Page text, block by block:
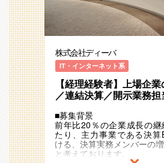
株式会社ディーバ
IT・インターネット系
【経理経験者】上場企
／連結決算／開示業務
会計士事務所／監査法人
経験なし可※】 募集部門
■募集背景
前年比20％の企業成長の
たり、主力事業である決算
ける、決算実務メンバーの
と考えております。